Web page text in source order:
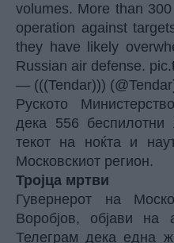
volumes. More than
operation against
they have likely
Russian air defense.
— (((Tendar)))
Руското
дека 556
текот на ноќта и
Московскиот регион.
Тројца мртви
Гувернерот на
Воробјов, објави на
Телеграм дека една